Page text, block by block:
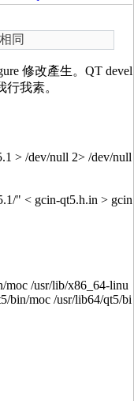
同
修改產生。QT devel
行我素。
> /dev/null 2> /dev/null
" < gcin-qt5.h.in > gcin
moc /usr/lib/x86_64-linu
bin/moc /usr/lib64/qt5/bi